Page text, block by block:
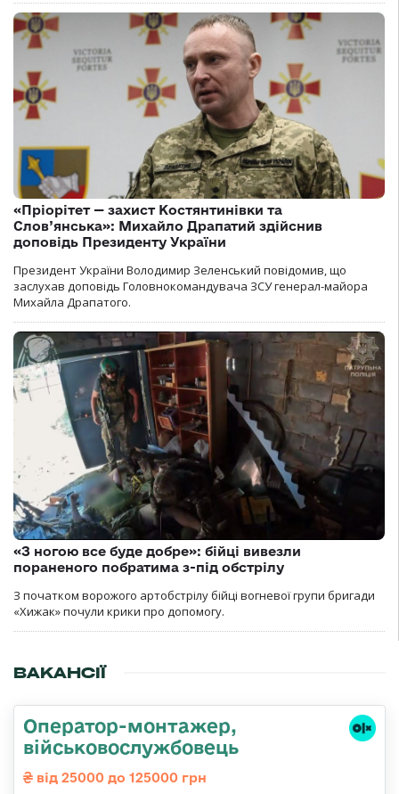
«Пріорітет — захист Костянтинівки та
Слов’янська»: Михайло Драпатий здійснив
доповідь Президенту України
Президент України Володимир Зеленський повідомив, що
заслухав доповідь Головнокомандувача ЗСУ генерал-майора
Михайла Драпатого.
«З ногою все буде добре»: бійці вивезли
пораненого побратима з-під обстрілу
З початком ворожого артобстрілу бійці вогневої групи бригади
«Хижак» почули крики про допомогу.
ВАКАНСІЇ
Оператор-монтажер,
військовослужбовець
від 25000 до 125000 грн